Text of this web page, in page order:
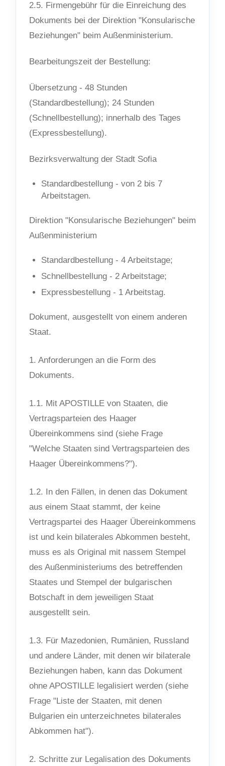
2.5. Firmengebühr für die Einreichung des
Dokuments bei der Direktion "Konsularische
Beziehungen" beim Außenministerium.
Bearbeitungszeit der Bestellung:
Übersetzung - 48 Stunden
(Standardbestellung); 24 Stunden
(Schnellbestellung); innerhalb des Tages
(Expressbestellung).
Bezirksverwaltung der Stadt Sofia
Standardbestellung - von 2 bis 7
Arbeitstagen.
Direktion "Konsularische Beziehungen" beim
Außenministerium
Standardbestellung - 4 Arbeitstage;
Schnellbestellung - 2 Arbeitstage;
Expressbestellung - 1 Arbeitstag.
Dokument, ausgestellt von einem anderen
Staat.
1. Anforderungen an die Form des
Dokuments.
1.1. Mit APOSTILLE von Staaten, die
Vertragsparteien des Haager
Übereinkommens sind (siehe Frage
"Welche Staaten sind Vertragsparteien des
Haager Übereinkommens?").
1.2. In den Fällen, in denen das Dokument
aus einem Staat stammt, der keine
Vertragspartei des Haager Übereinkommens
ist und kein bilaterales Abkommen besteht,
muss es als Original mit nassem Stempel
des Außenministeriums des betreffenden
Staates und Stempel der bulgarischen
Botschaft in dem jeweiligen Staat
ausgestellt sein.
1.3. Für Mazedonien, Rumänien, Russland
und andere Länder, mit denen wir bilaterale
Beziehungen haben, kann das Dokument
ohne APOSTILLE legalisiert werden (siehe
Frage "Liste der Staaten, mit denen
Bulgarien ein unterzeichnetes bilaterales
Abkommen hat").
2. Schritte zur Legalisation des Dokuments